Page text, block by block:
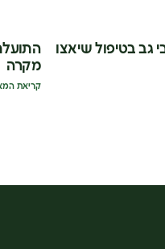
גב בטיפול שיאצו
מקרה
קריאת